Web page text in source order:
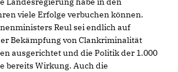
viele Erfolge verbuchen können.
Reul sei endlich auf
Bekämpfung von Clankriminalität
ausgerichtet und die Politik der 1.000
bereits Wirkung. Auch die